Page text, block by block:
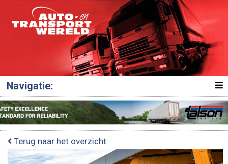
Navigatie:
Terug naar het overzicht